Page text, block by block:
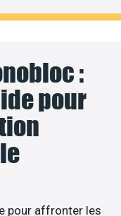
:
pour
pour affronter les